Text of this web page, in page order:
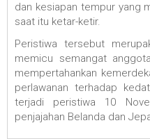
dan kesiapan tempur yang
saat itu ketar-ketir.
Peristiwa tersebut
memicu semangat
mempertahankan
perlawanan terhadap
terjadi peristiwa 10
penjajahan Belanda dan